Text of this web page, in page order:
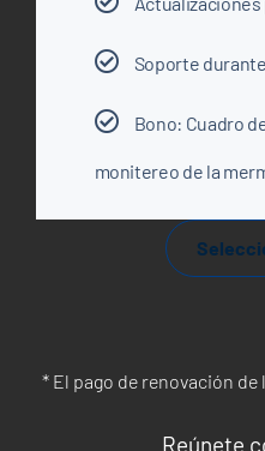
Soporte
Bono: Cuadro
monitereo de la
* El pago de renovación
Reúnete